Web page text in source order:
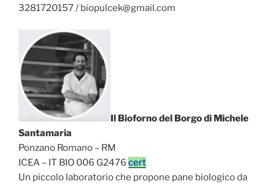
3281720157 / biopulcek@gmail.com
Il Bioforno del Borgo di Michele
Santamaria
Ponzano Romano – RM
ICEA – IT BIO 006 G2476 cert
Un piccolo laboratorio che propone pane biologico da